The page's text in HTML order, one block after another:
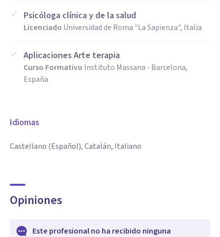
Psicóloga clínica y de la salud
Licenciado Universidad de Roma "La Sapienza", Italia
Aplicaciones Arte terapia
Curso Formativo Instituto Massana - Barcelona,
España
Idiomas
Castellano (Español), Catalán, Italiano
Opiniones
Este profesional no ha recibido ninguna